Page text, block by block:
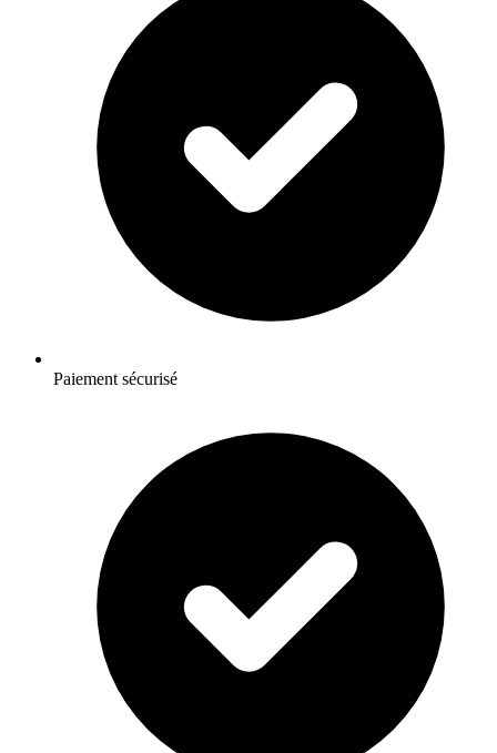
Paiement sécurisé